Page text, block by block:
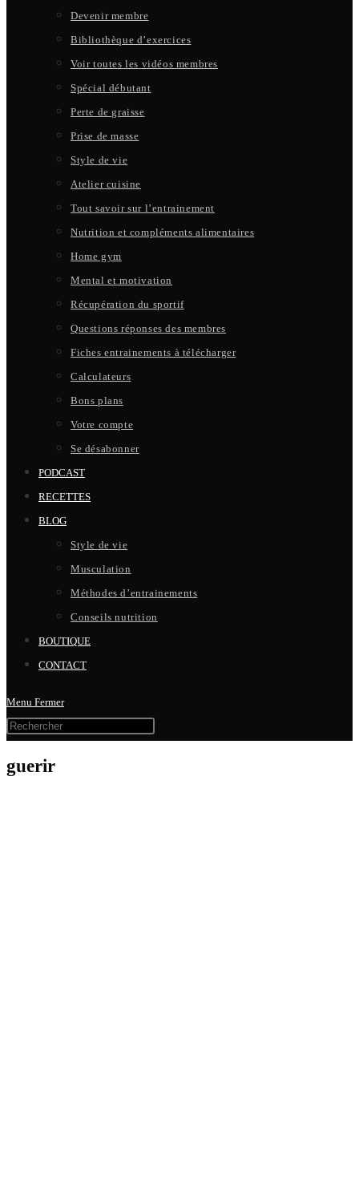
Devenir membre
Bibliothèque d’exercices
Voir toutes les vidéos membres
Spécial débutant
Perte de graisse
Prise de masse
Style de vie
Atelier cuisine
Tout savoir sur l’entrainement
Nutrition et compléments alimentaires
Home gym
Mental et motivation
Récupération du sportif
Questions réponses des membres
Fiches entrainements à télécharger
Calculateurs
Bons plans
Votre compte
Se désabonner
PODCAST
RECETTES
BLOG
Style de vie
Musculation
Méthodes d’entrainements
Conseils nutrition
BOUTIQUE
CONTACT
Menu Fermer
guerir